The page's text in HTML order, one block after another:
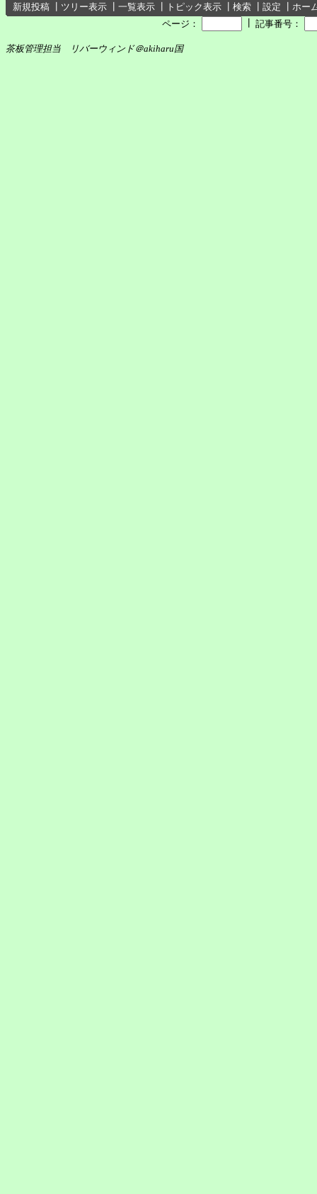
新規投稿 ツリー表示 一覧表示 トピック表示 検索 設定
ホー
ページ：
記事番号：
茶板管理担当 リバーウィンド＠akiharu国